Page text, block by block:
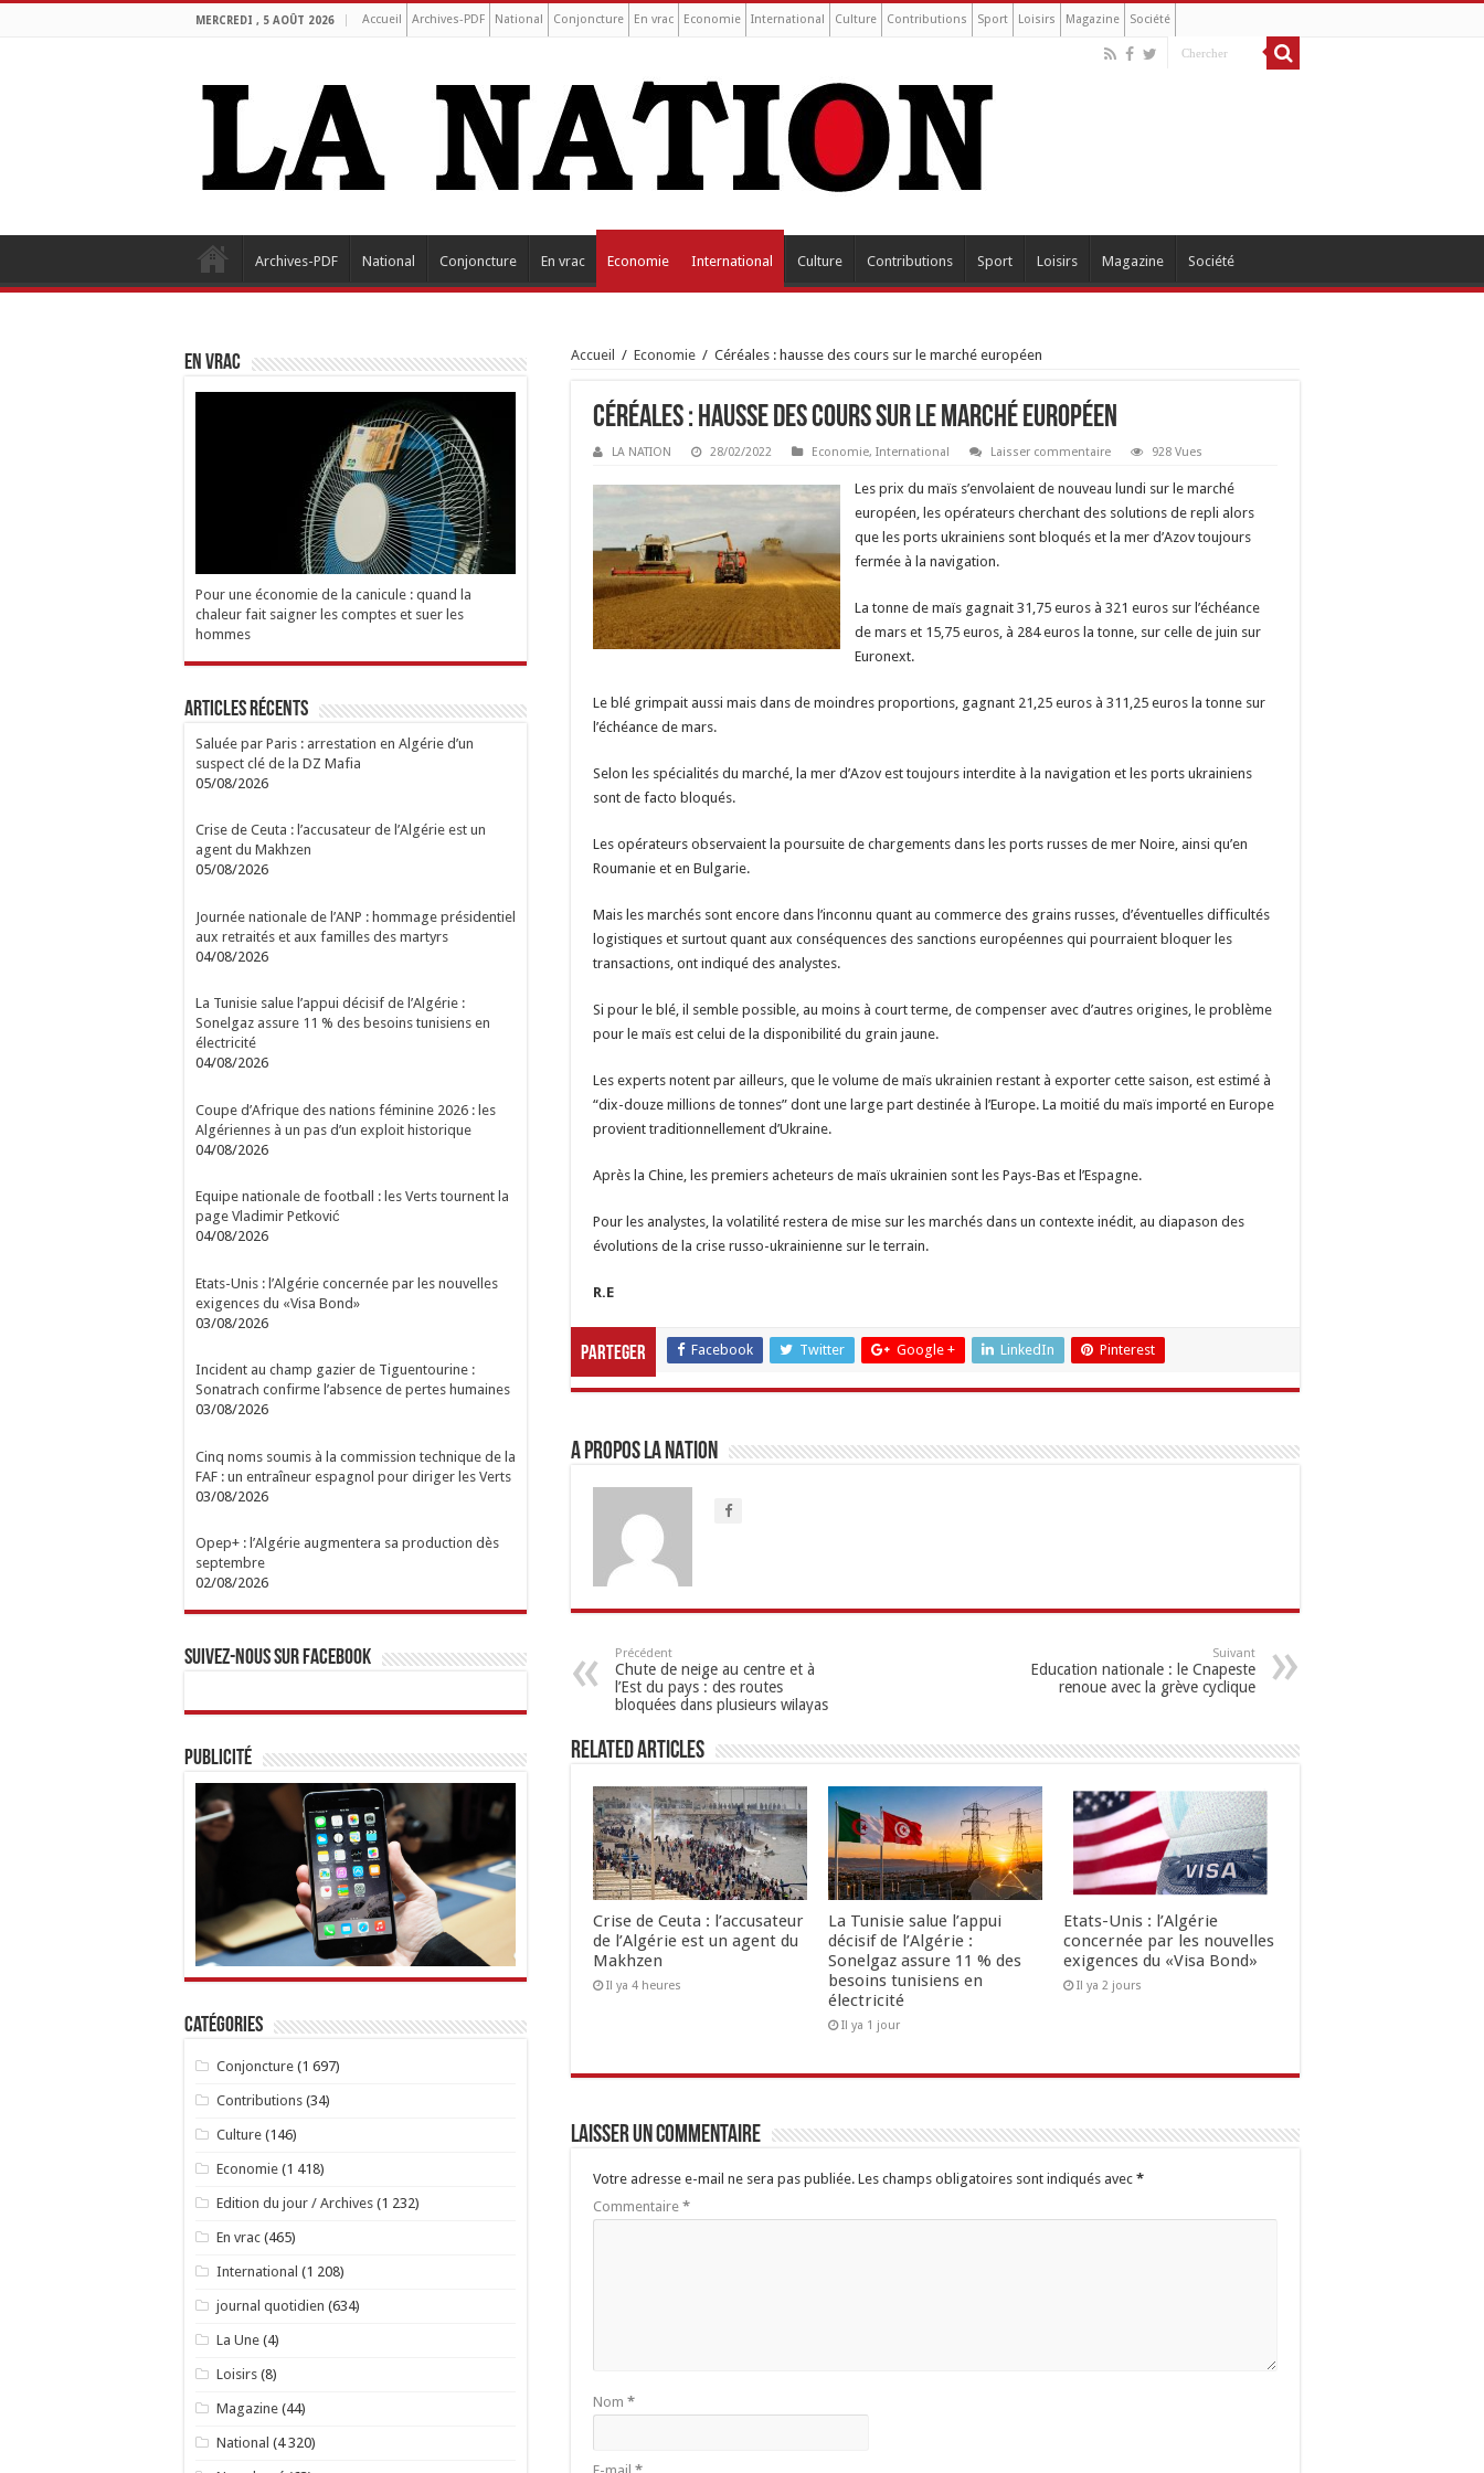
MERCREDI , 5 AOÛT 2026 Accueil Archives-PDF National Conjoncture En vrac Economie International Culture Contributions Sport Loisirs Magazine Société
Archives-PDF National Conjoncture En vrac Economie International Culture Contributions Sport Loisirs Magazine Société
Accueil / Economie / Céréales : hausse des cours sur le marché européen
Céréales : hausse des cours sur le marché européen
LA NATION 28/02/2022 Economie, International Laisser commentaire 928 Vues
Les prix du maïs s’envolaient de nouveau lundi sur le marché
européen, les opérateurs cherchant des solutions de repli alors
que les ports ukrainiens sont bloqués et la mer d’Azov toujours
fermée à la navigation.
La tonne de maïs gagnait 31,75 euros à 321 euros sur l’échéance
de mars et 15,75 euros, à 284 euros la tonne, sur celle de juin sur
Euronext.
Le blé grimpait aussi mais dans de moindres proportions, gagnant 21,25 euros à 311,25 euros la tonne sur
l’échéance de mars.
Selon les spécialités du marché, la mer d’Azov est toujours interdite à la navigation et les ports ukrainiens
sont de facto bloqués.
Les opérateurs observaient la poursuite de chargements dans les ports russes de mer Noire, ainsi qu’en
Roumanie et en Bulgarie.
Mais les marchés sont encore dans l’inconnu quant au commerce des grains russes, d’éventuelles difficultés
logistiques et surtout quant aux conséquences des sanctions européennes qui pourraient bloquer les
transactions, ont indiqué des analystes.
Si pour le blé, il semble possible, au moins à court terme, de compenser avec d’autres origines, le problème
pour le maïs est celui de la disponibilité du grain jaune.
Les experts notent par ailleurs, que le volume de maïs ukrainien restant à exporter cette saison, est estimé à
“dix-douze millions de tonnes” dont une large part destinée à l’Europe. La moitié du maïs importé en Europe
provient traditionnellement d’Ukraine.
Après la Chine, les premiers acheteurs de maïs ukrainien sont les Pays-Bas et l’Espagne.
Pour les analystes, la volatilité restera de mise sur les marchés dans un contexte inédit, au diapason des
évolutions de la crise russo-ukrainienne sur le terrain.
R.E
Parteger Facebook Twitter Google + LinkedIn Pinterest
A propos LA NATION
Précédent
Chute de neige au centre et à
l’Est du pays : des routes
bloquées dans plusieurs wilayas
Suivant
Education nationale : le Cnapeste
renoue avec la grève cyclique
Related Articles
Crise de Ceuta : l’accusateur
de l’Algérie est un agent du
Makhzen
Il ya 4 heures
La Tunisie salue l’appui
décisif de l’Algérie :
Sonelgaz assure 11 % des
besoins tunisiens en
électricité
Il ya 1 jour
Etats-Unis : l’Algérie
concernée par les nouvelles
exigences du «Visa Bond»
Il ya 2 jours
Laisser un commentaire
Votre adresse e-mail ne sera pas publiée. Les champs obligatoires sont indiqués avec *
Commentaire *
Nom *
EN VRAC
Pour une économie de la canicule : quand la
chaleur fait saigner les comptes et suer les
hommes
Articles Récents
Saluée par Paris : arrestation en Algérie d’un
suspect clé de la DZ Mafia
05/08/2026
Crise de Ceuta : l’accusateur de l’Algérie est un
agent du Makhzen
05/08/2026
Journée nationale de l’ANP : hommage présidentiel
aux retraités et aux familles des martyrs
04/08/2026
La Tunisie salue l’appui décisif de l’Algérie :
Sonelgaz assure 11 % des besoins tunisiens en
électricité
04/08/2026
Coupe d’Afrique des nations féminine 2026 : les
Algériennes à un pas d’un exploit historique
04/08/2026
Equipe nationale de football : les Verts tournent la
page Vladimir Petković
04/08/2026
Etats-Unis : l’Algérie concernée par les nouvelles
exigences du «Visa Bond»
03/08/2026
Incident au champ gazier de Tiguentourine :
Sonatrach confirme l’absence de pertes humaines
03/08/2026
Cinq noms soumis à la commission technique de la
FAF : un entraîneur espagnol pour diriger les Verts
03/08/2026
Opep+ : l’Algérie augmentera sa production dès
septembre
02/08/2026
Suivez-nous sur Facebook
Publicité
Catégories
Conjoncture(1 697)
Contributions(34)
Culture(146)
Economie(1 418)
Edition du jour / Archives(1 232)
En vrac(465)
International (1 208)
journal quotidien (634)
La Une(4)
Loisirs(8)
Magazine(44)
National (4 320)